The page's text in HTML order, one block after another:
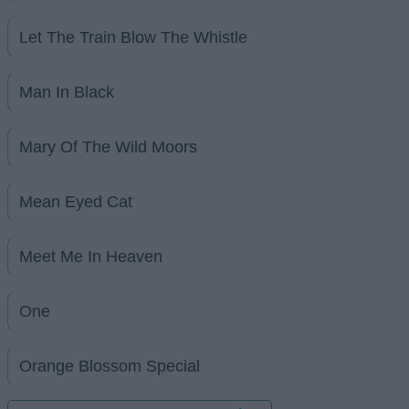
Let The Train Blow The Whistle
Man In Black
Mary Of The Wild Moors
Mean Eyed Cat
Meet Me In Heaven
One
Orange Blossom Special